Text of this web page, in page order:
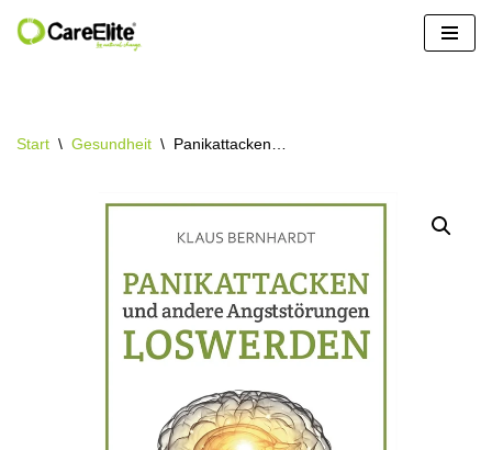
Start \ Gesundheit \ Panikattacken…